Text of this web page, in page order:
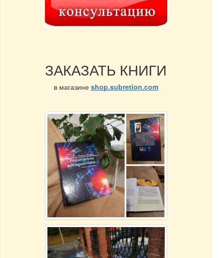
ЗАКАЗАТЬ КНИГИ
в магазине shop.subretion.com